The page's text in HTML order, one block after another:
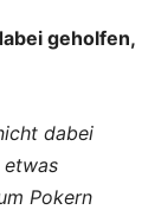
geholfen,
dabei
etwas
Pokern